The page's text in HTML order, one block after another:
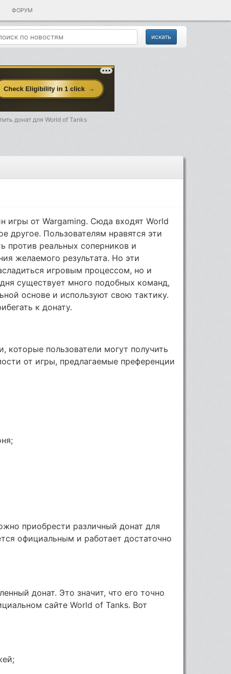
ФОРУМ
донат для World of Tanks
игры от Wargaming. Сюда входят World
другое. Пользователям нравятся эти
против реальных соперников и
желаемого результата. Но эти
игровым процессом, но и
существует много подобных команд,
основе и используют свою тактику.
к донату.
которые пользователи могут получить
от игры, предлагаемые преференции
приобрести различный донат для
официальным и работает достаточно
донат. Это значит, что его точно
сайте World of Tanks. Вот